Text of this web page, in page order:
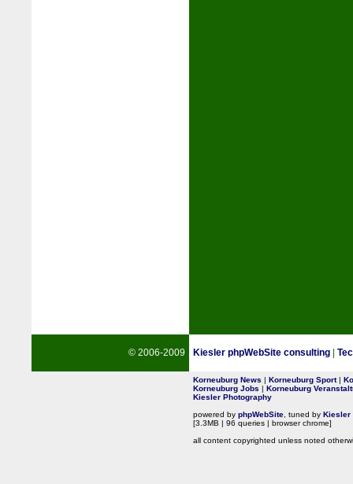
© 2006-2009 Kiesler phpWebSite consulting
Korneuburg News | Korneuburg Sport|
Korneuburg Jobs | Korneuburg
Kiesler Photography
powered by phpWebSite , tuned by Kiesler
[3.3MB | 96 queries | browser chrome]
all content copyrighted unless noted